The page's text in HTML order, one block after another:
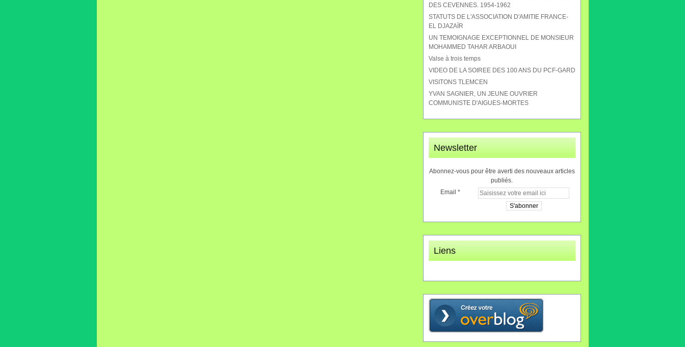
DES CEVENNES. 1954-1962
STATUTS DE L'ASSOCIATION D'AMITIE FRANCE-
EL DJAZAÏR
UN TEMOIGNAGE EXCEPTIONNEL DE MONSIEUR
MOHAMMED TAHAR ARBAOUI
Valse à trois temps
VIDEO DE LA SOIREE DES 100 ANS DU PCF-GARD
VISITONS TLEMCEN
YVAN SAGNIER, UN JEUNE OUVRIER
COMMUNISTE D'AIGUES-MORTES
Newsletter
Abonnez-vous pour être averti des nouveaux articles
publiés.
Email
Liens